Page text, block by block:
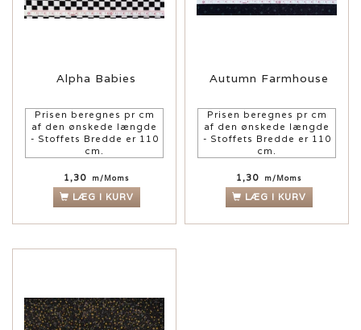
Alpha Babies
Prisen beregnes pr cm
af den ønskede længde
- Stoffets Bredde er 110
cm.
1,30 m/Moms
LÆG I KURV
Autumn Farmhouse
Prisen beregnes pr cm
af den ønskede længde
- Stoffets Bredde er 110
cm.
1,30 m/Moms
LÆG I KURV